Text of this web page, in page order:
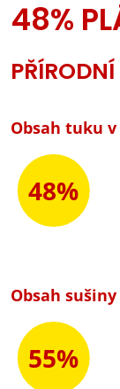
48%
Obsah tuku
48%
Obsah
55%